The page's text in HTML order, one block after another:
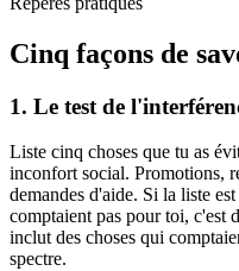
Cinq façons de
1. Le test de
Liste cinq choses que tu as
inconfort social. Promotions,
demandes d'aide. Si la liste
comptaient pas pour toi, c'est
inclut des choses qui
spectre.